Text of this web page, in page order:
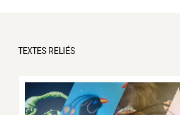
TEXTES RELIÉS